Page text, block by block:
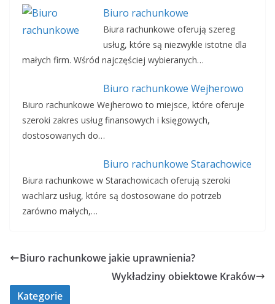
Biuro rachunkowe
Biura rachunkowe oferują szereg
usług, które są niezwykle istotne dla
małych firm. Wśród najczęściej wybieranych…
Biuro rachunkowe Wejherowo
Biuro rachunkowe Wejherowo to miejsce, które oferuje
szeroki zakres usług finansowych i księgowych,
dostosowanych do…
Biuro rachunkowe Starachowice
Biura rachunkowe w Starachowicach oferują szeroki
wachlarz usług, które są dostosowane do potrzeb
zarówno małych,…
Biuro rachunkowe jakie uprawnienia?
Wykładziny obiektowe Kraków
Kategorie